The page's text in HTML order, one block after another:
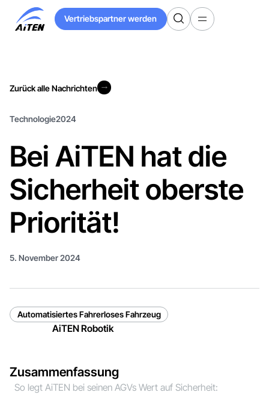
Hauptinhalt
springen
Vertriebspartner werden
Vertriebspartner werden
Zurück alle Nachrichten
Technologie2024
Bei AiTEN hat die
Sicherheit oberste
Priorität!
5. November 2024
Automatisiertes Fahrerloses Fahrzeug
AiTEN Robotik
Zusammenfassung
So legt AiTEN bei seinen AGVs Wert auf Sicherheit: